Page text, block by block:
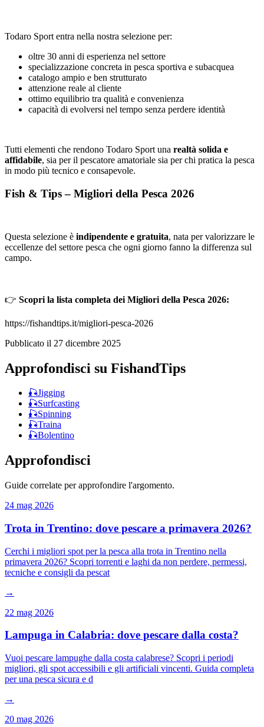
Todaro Sport entra nella nostra selezione per:
oltre 30 anni di esperienza nel settore
specializzazione concreta in pesca sportiva e subacquea
catalogo ampio e ben strutturato
attenzione reale al cliente
ottimo equilibrio tra qualità e convenienza
capacità di evolversi nel tempo senza perdere identità
Tutti elementi che rendono Todaro Sport una realtà solida e
affidabile, sia per il pescatore amatoriale sia per chi pratica la pesca
in modo più tecnico e consapevole.
Fish & Tips – Migliori della Pesca 2026
Questa selezione è indipendente e gratuita, nata per valorizzare le
eccellenze del settore pesca che ogni giorno fanno la differenza sul
campo.
👉 Scopri la lista completa dei Migliori della Pesca 2026:
https://fishandtips.it/migliori-pesca-2026
Pubblicato il 27 dicembre 2025
Approfondisci su FishandTips
🎣Jigging
🎣Surfcasting
🎣Spinning
🎣Traina
🎣Bolentino
Approfondisci
Guide correlate per approfondire l'argomento.
24 mag 2026
Trota in Trentino: dove pescare a primavera 2026?
Cerchi i migliori spot per la pesca alla trota in Trentino nella
primavera 2026? Scopri torrenti e laghi da non perdere, permessi,
tecniche e consigli da pescat
→
22 mag 2026
Lampuga in Calabria: dove pescare dalla costa?
Vuoi pescare lampughe dalla costa calabrese? Scopri i periodi
migliori, gli spot accessibili e gli artificiali vincenti. Guida completa
per una pesca sicura e d
→
20 mag 2026